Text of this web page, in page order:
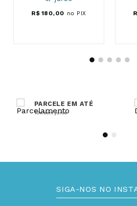
R$ 180, 00 no PIX
PARCELE EM ATÉ
10x sem juros
SIGA-NOS NO